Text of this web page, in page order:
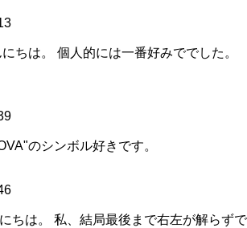
ちは。 個人的には一番好みででした。
のシンボル好きです。
ちは。 私、結局最後まで右左が解らずで